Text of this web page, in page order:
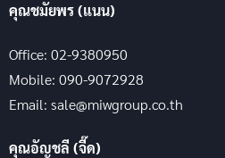
คุณชมัยพร (แนน)
Office: 02-9380950
Mobile: 090-9072928
Email: sale@miwgroup.co.th
คุณอัญชลี (จี๊ด)